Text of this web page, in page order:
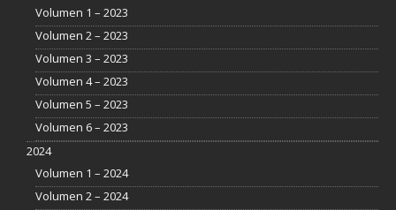
Volumen 1 – 2023
Volumen 2 – 2023
Volumen 3 – 2023
Volumen 4 – 2023
Volumen 5 – 2023
Volumen 6 – 2023
2024
Volumen 1 – 2024
Volumen 2 – 2024